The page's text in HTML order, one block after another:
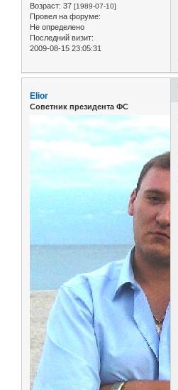
Возраст: 37 [1989-07-10]
Провел на форуме:
Не определено
Последний визит:
2009-08-15 23:05:31
Elior
Советник президента ФС